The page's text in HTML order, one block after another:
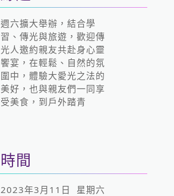
週六擴大舉辦，結合學
習、傳光與旅遊，歡迎傳
光人邀約親友共赴身心靈
饗宴，在輕鬆、自然的氛
圍中，體驗大愛光之法的
美好，也與親友們一同享
受美食，到戶外踏青
時間
2023年3月11日 星期六